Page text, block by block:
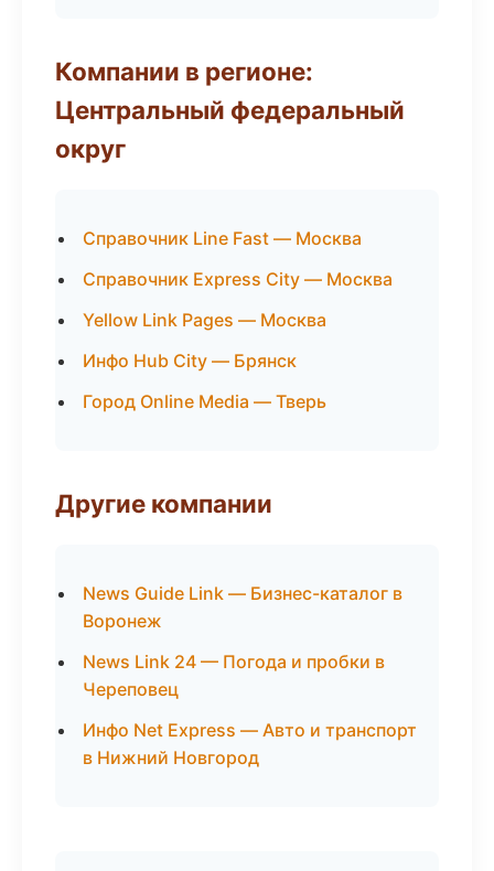
Компании в регионе:
Центральный федеральный
округ
Справочник Line Fast — Москва
Справочник Express City — Москва
Yellow Link Pages — Москва
Инфо Hub City — Брянск
Город Online Media — Тверь
Другие компании
News Guide Link — Бизнес-каталог в
Воронеж
News Link 24 — Погода и пробки в
Череповец
Инфо Net Express — Авто и транспорт
в Нижний Новгород